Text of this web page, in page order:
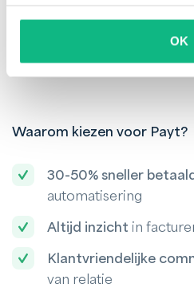
OK
Lees het
Waarom kiezen voor Payt?
30-50% sneller
automatisering
Altijd inzicht in
Klantvriendelijke
van relatie